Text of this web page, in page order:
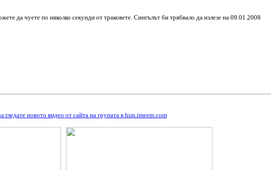
да чуете по няколко секунди от траковете. Сингълът би трябвало да излезе на 09.01.2008
гледате новото видео от сайта на групата в him.imeem.com